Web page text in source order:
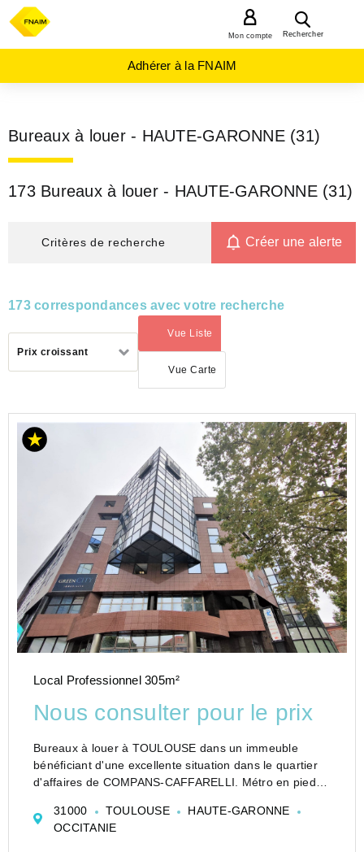
Rechercher
Mon compte
Adhérer à la FNAIM
Bureaux à louer - HAUTE-GARONNE (31)
173 Bureaux à louer - HAUTE-GARONNE (31)
Critères de recherche Créer une alerte
173 correspondances avec votre recherche
Prix croissant
Vue Liste
(activé)
Vue Carte
LOCATION
BUREAU
Local Professionnel 305m²
Nous consulter pour le prix
Bureaux à louer à TOULOUSE dans un immeuble
bénéficiant d'une excellente situation dans le quartier
d'affaires de COMPANS-CAFFARELLI. Métro en pied
Idéalement situé au coeur du quartier d'affaires de
Compans Caffarelli .
31000 TOULOUSE
HAUTE-GARONNE
OCCITANIE